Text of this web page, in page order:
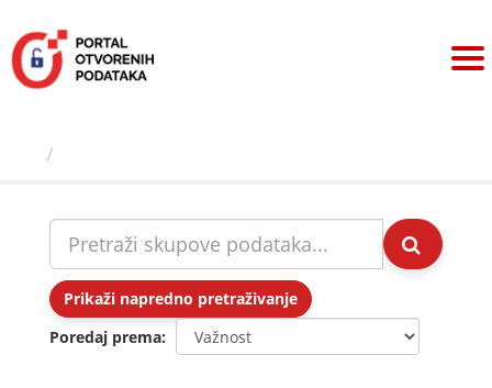
sadržaj
Prikaži napredno pretraživanje
Poredaj prema